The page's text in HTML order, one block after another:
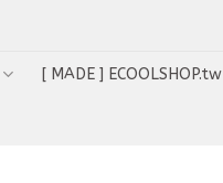
[ MADE ] ECOOLSHOP.tw